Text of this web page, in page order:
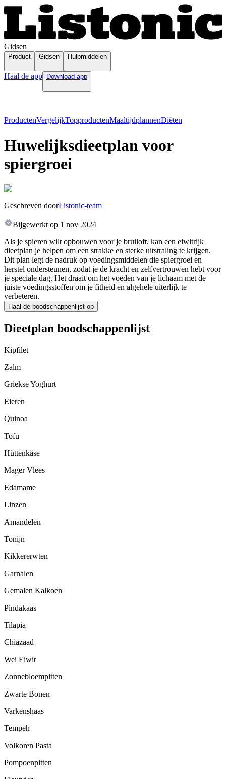
Gidsen
Product Gidsen Hulpmiddelen
Haal de app Download app
ProductenVergelijkTopproductenMaaltijdplannenDiëten
Huwelijksdieetplan voor
spiergroei
Geschreven doorListonic-team
Bijgewerkt op 1 nov 2024
Als je spieren wilt opbouwen voor je bruiloft, kan een eiwitrijk
dieetplan je helpen om een strakke en sterke uitstraling te krijgen.
Dit plan legt de nadruk op voedingsmiddelen die spiergroei en
herstel ondersteunen, zodat je de kracht en zelfvertrouwen hebt voor
je speciale dag. Het draait om het voeden van je lichaam met de
juiste voedingsstoffen om je fitheid en algehele uiterlijk te
verbeteren.
Haal de boodschappenlijst op
Dieetplan boodschappenlijst
Kipfilet
Zalm
Griekse Yoghurt
Eieren
Quinoa
Tofu
Hüttenkäse
Mager Vlees
Edamame
Linzen
Amandelen
Tonijn
Kikkererwten
Garnalen
Gemalen Kalkoen
Pindakaas
Tilapia
Chiazaad
Wei Eiwit
Zonnebloempitten
Zwarte Bonen
Varkenshaas
Tempeh
Volkoren Pasta
Pompoenpitten